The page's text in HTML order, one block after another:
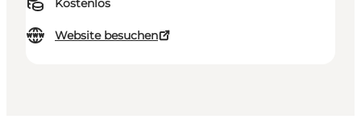
Kostenlos
Website besuchen